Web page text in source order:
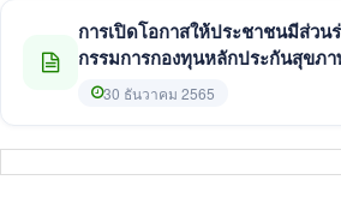
การเปิดโอกาสให้ประชาชนมีส่ว
กรรมการกองทุนหลักประกันสุขภ
1/2565 วันที่ 30 พฤศจิกายน 2565
30 ธันวาคม 2565